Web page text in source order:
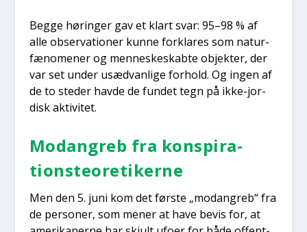
Beg­ge hørin­ger gav et klart svar: 95–98 % af
alle obser­va­tio­ner kun­ne for­kla­res som natur­
fæ­no­me­ner og men­ne­ske­skab­te objek­ter, der
var set under usæd­van­li­ge for­hold. Og ingen af
de to ste­der hav­de de fun­det tegn på ikke-jor­
disk akti­vi­tet.
Modan­greb fra kon­spira­
tions­te­o­re­ti­ker­ne
Men den 5. juni kom det før­ste „modan­greb“ fra
de per­so­ner, som mener at have bevis for, at